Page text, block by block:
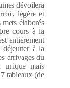
dévoilera
légère et
élaborés
cours à la
entièrement
à la
arrivages du
unique mais
tableaux (de